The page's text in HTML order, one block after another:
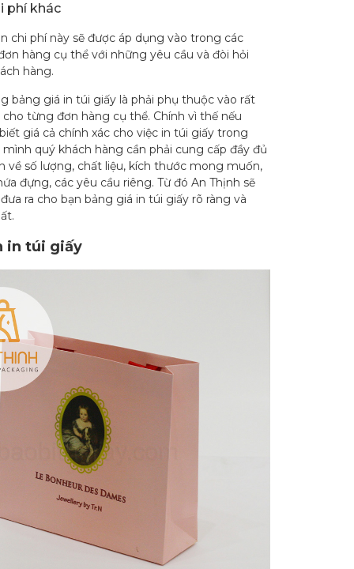
phí khác
chi phí này sẽ được áp dụng vào trong các
hàng cụ thể với những yêu cầu và đòi hỏi
hàng.
bảng giá in túi giấy là phải phụ thuộc vào rất
từng đơn hàng cụ thể. Chính vì thế nếu
giá cả chính xác cho việc in túi giấy trong
quý khách hàng cần phải cung cấp đầy đủ
về số lượng, chất liệu, kích thước mong muốn,
đựng, các yêu cầu riêng. Từ đó An Thịnh sẽ
ra cho bạn bảng giá in túi giấy rõ ràng và
in túi giấy